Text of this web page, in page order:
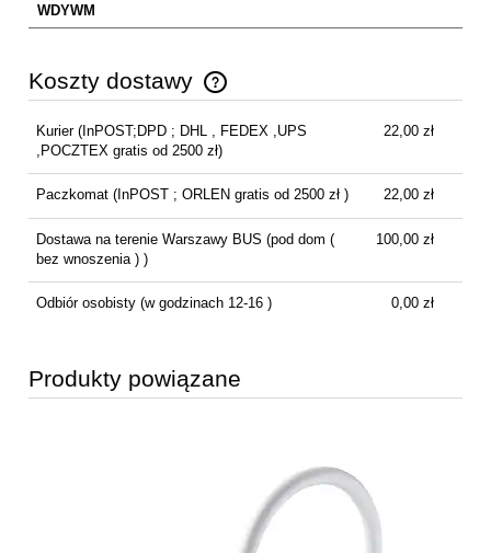
WDYWM
Koszty dostawy
Cena nie zawiera ewentualnych kosztów płatności
Kurier (InPOST;DPD ; DHL , FEDEX ,UPS
,POCZTEX gratis od 2500 zł)
22,00 zł
Paczkomat (InPOST ; ORLEN gratis od 2500 zł ) 22,00 zł
Dostawa na terenie Warszawy BUS (pod dom (
bez wnoszenia ) )
100,00 zł
Odbiór osobisty(w godzinach 12-16 ) 0,00 zł
Produkty powiązane